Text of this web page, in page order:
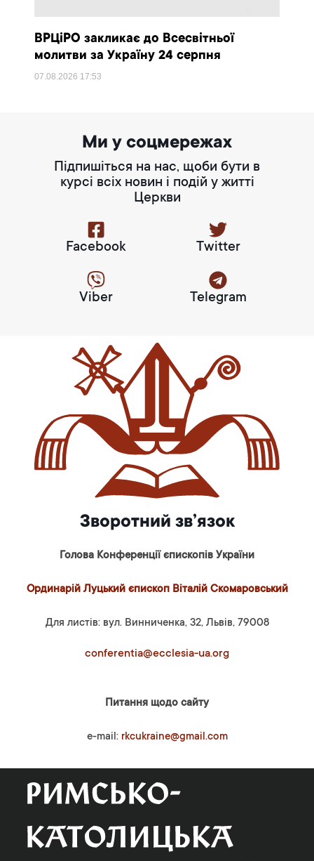
ВРЦіРО закликає до Всесвітньої
молитви за Україну 24 серпня
07.08.2026 17:53
Ми у соцмережах
Підпишіться на нас, щоби бути в
курсі всіх новин і подій у житті
Церкви
Facebook Twitter
Viber Telegram
Зворотний зв’язок
Голова Конференції єпископів України
Ординарій Луцький єпископ Віталій Скомаровський
Для листів: вул. Винниченка, 32, Львів, 79008
conferentia@ecclesia-ua.org
Питання щодо сайту
e-mail: rkcukraine@gmail.com